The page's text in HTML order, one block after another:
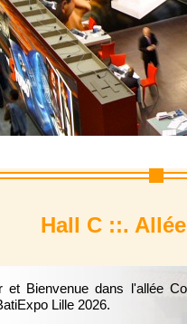
Hall C ::.
et Bienvenue dans l'allée
Lille 2026.